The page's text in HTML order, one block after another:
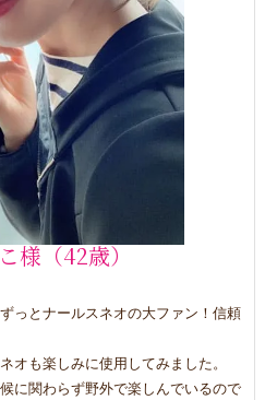
様（42歳）
っとナールスネオの大ファン！信頼
オも楽しみに使用してみました。
に関わらず野外で楽しんでいるので